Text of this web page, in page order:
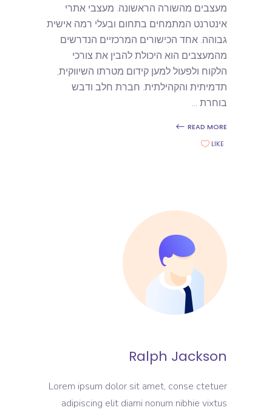
מעצבים מהשורה הראשונה. מעצבי אתרי
אינטרנט המתמחים בתחום ובעלי רמה אישית
גבוהה. אחד הכישורים המרכזיים הנדרשים
מהמעצבים הוא היכולת להבין את צורכי
הלקוח ולפעול למען קידום מטרתו השיווקית,
תדמיתית והקהילתית. חברת חלב ודבש
בוחרת
READ MORE
LIKE
Ralph Jackson
Lorem ipsum dolor sit amet, conse ctetuer
adipiscing elit diami nonum nibhie vixtus